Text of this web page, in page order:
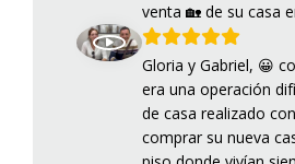
venta 🏡 de su casa
Gloria y Gabriel, 😀
era una operación
de casa realizado
comprar su nueva